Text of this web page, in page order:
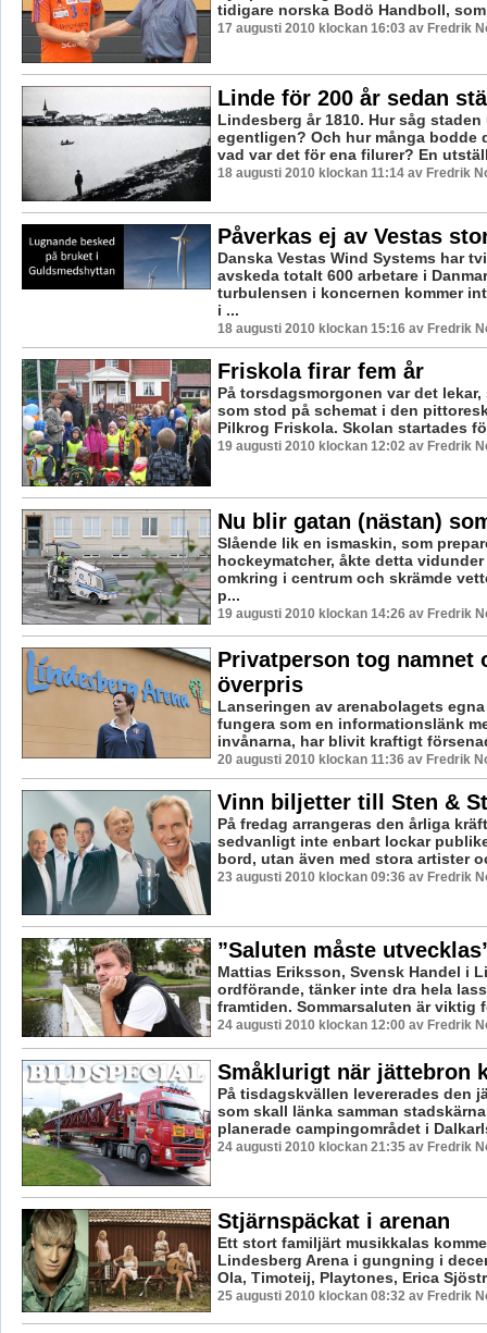
tidigare norska Bodö Handboll,
17 augusti 2010 klockan 16:03 av Fredrik
Linde för 200 år sedan
Lindesberg år 1810. Hur såg
egentligen? Och hur många bodde
vad var det för ena filurer? En
18 augusti 2010 klockan 11:14 av Fredrik
Påverkas ej av Vestas
Danska Vestas Wind Systems har
avskeda totalt 600 arbetare i
turbulensen i koncernen kommer
i ...
18 augusti 2010 klockan 15:16 av Fredrik
Friskola firar fem år
På torsdagsmorgonen var det
som stod på schemat i den
Pilkrog Friskola. Skolan startades
19 augusti 2010 klockan 12:02 av Fredrik
Nu blir gatan (nästan)
Slående lik en ismaskin, som
hockeymatcher, åkte detta
omkring i centrum och skrämde
p...
19 augusti 2010 klockan 14:26 av Fredrik
Privatperson tog namnet
överpris
Lanseringen av arenabolagets
fungera som en informationslänk
invånarna, har blivit kraftigt
20 augusti 2010 klockan 11:36 av Fredrik
Vinn biljetter till Sten &
På fredag arrangeras den årliga
sedvanligt inte enbart lockar
bord, utan även med stora artister
23 augusti 2010 klockan 09:36 av Fredrik
”Saluten måste
Mattias Eriksson, Svensk Handel i
ordförande, tänker inte dra hela
framtiden. Sommarsaluten är viktig
24 augusti 2010 klockan 12:00 av Fredrik
Småklurigt när jättebron
På tisdagskvällen levererades den
som skall länka samman
planerade campingområdet i
24 augusti 2010 klockan 21:35 av Fredrik
Stjärnspäckat i arenan
Ett stort familjärt musikkalas
Lindesberg Arena i gungning i
Ola, Timoteij, Playtones, Erica
25 augusti 2010 klockan 08:32 av Fredrik